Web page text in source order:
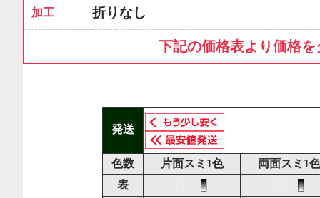
加工 折りなし
下記の価格表より価格
発送
色数 片面スミ1色
両面スミ1色
表